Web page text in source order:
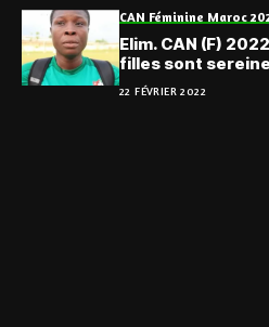
CAN Féminine Maroc
Elim. CAN (F)
filles sont
22 FÉVRIER 2022